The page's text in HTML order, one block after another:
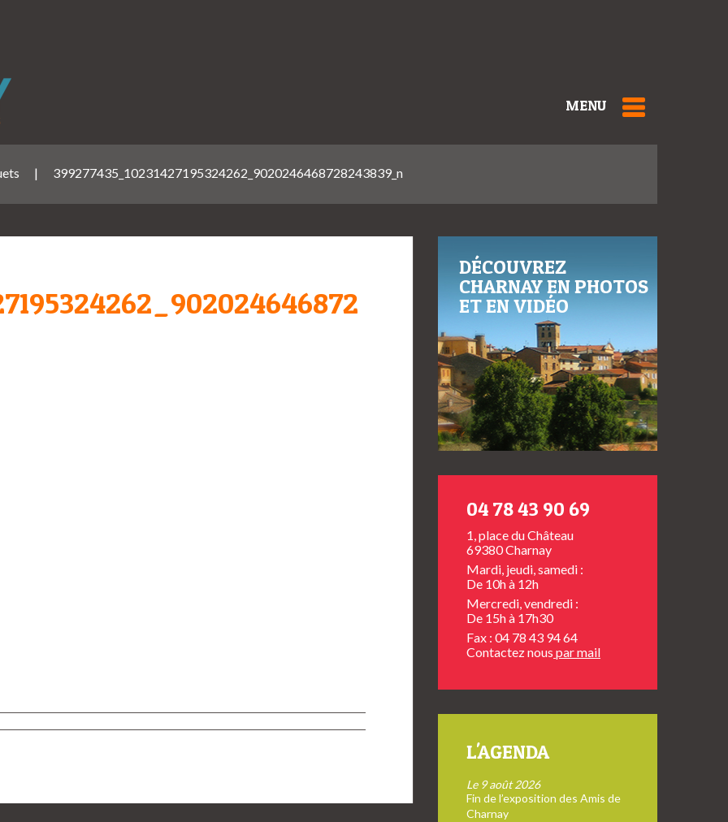
MENU
| 399277435_10231427195324262_9020246468728243839_n
DÉCOUVREZ
CHARNAY EN PHOTOS
ET EN VIDÉO
04 78 43 90 69
1, place du Château
69380 Charnay
Mardi, jeudi, samedi :
De 10h à 12h
Mercredi, vendredi :
De 15h à 17h30
Fax : 04 78 43 94 64
Contactez nous par mail
L'AGENDA
Le 9 août 2026
Fin de l’exposition des Amis de
Charnay